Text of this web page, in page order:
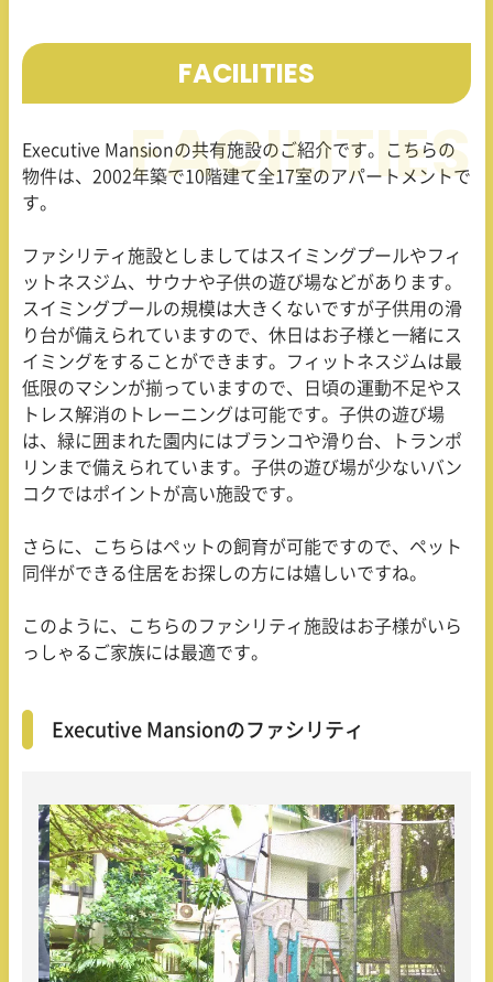
FACILITIES
Executive Mansionの共有施設のご紹介です。こちらの
物件は、2002年築で10階建て全17室のアパートメントで
す。
ファシリティ施設としましてはスイミングプールやフィ
ットネスジム、サウナや子供の遊び場などがあります。
スイミングプールの規模は大きくないですが子供用の滑
り台が備えられていますので、休日はお子様と一緒にス
イミングをすることができます。フィットネスジムは最
低限のマシンが揃っていますので、日頃の運動不足やス
トレス解消のトレーニングは可能です。子供の遊び場
は、緑に囲まれた園内にはブランコや滑り台、トランポ
リンまで備えられています。子供の遊び場が少ないバン
コクではポイントが高い施設です。
さらに、こちらはペットの飼育が可能ですので、ペット
同伴ができる住居をお探しの方には嬉しいですね。
このように、こちらのファシリティ施設はお子様がいら
っしゃるご家族には最適です。
Executive Mansionのファシリティ